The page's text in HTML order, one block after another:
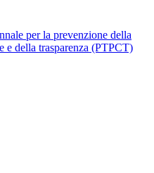
per la prevenzione della
e della trasparenza (PTPCT)